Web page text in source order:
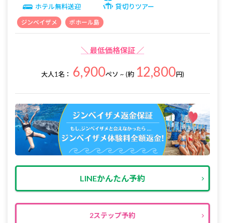
ホテル無料送迎
貸切りツアー
ジンベイザメ ボホール島
＼ 最低価格保証 ／
大人1名： 6,900ペソ ~ (約 12,800円)
LINEかんたん予約
2ステップ予約